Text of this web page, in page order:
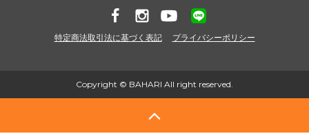
特定商法取引法に基づく表記 プライバシーポリシー
Copyright © BAHARI All right reserved.